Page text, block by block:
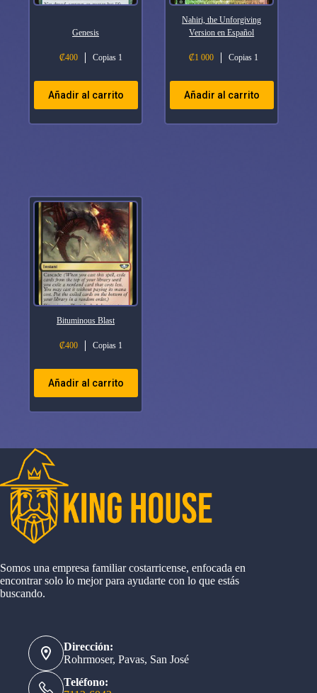
Genesis
₡400 Copias 1
Añadir al carrito
Nahiri, the Unforgiving
Version en Español
₡1 000 Copias 1
Añadir al carrito
Bituminous Blast
₡400 Copias 1
Añadir al carrito
Somos una empresa familiar costarricense, enfocada en
encontrar solo lo mejor para ayudarte con lo que estás
buscando.
Dirección:
Rohrmoser, Pavas, San José
Teléfono: